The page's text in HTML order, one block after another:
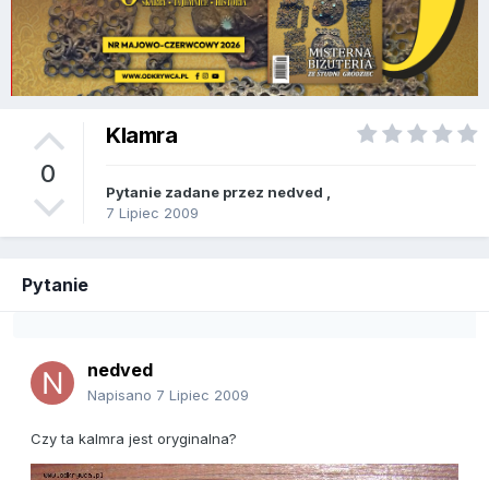
0
Klamra
Pytanie zadane przez nedved
7 Lipiec 2009
Pytanie
nedved
Napisano 7 Lipiec 2009
Czy ta kalmra jest oryginalna?